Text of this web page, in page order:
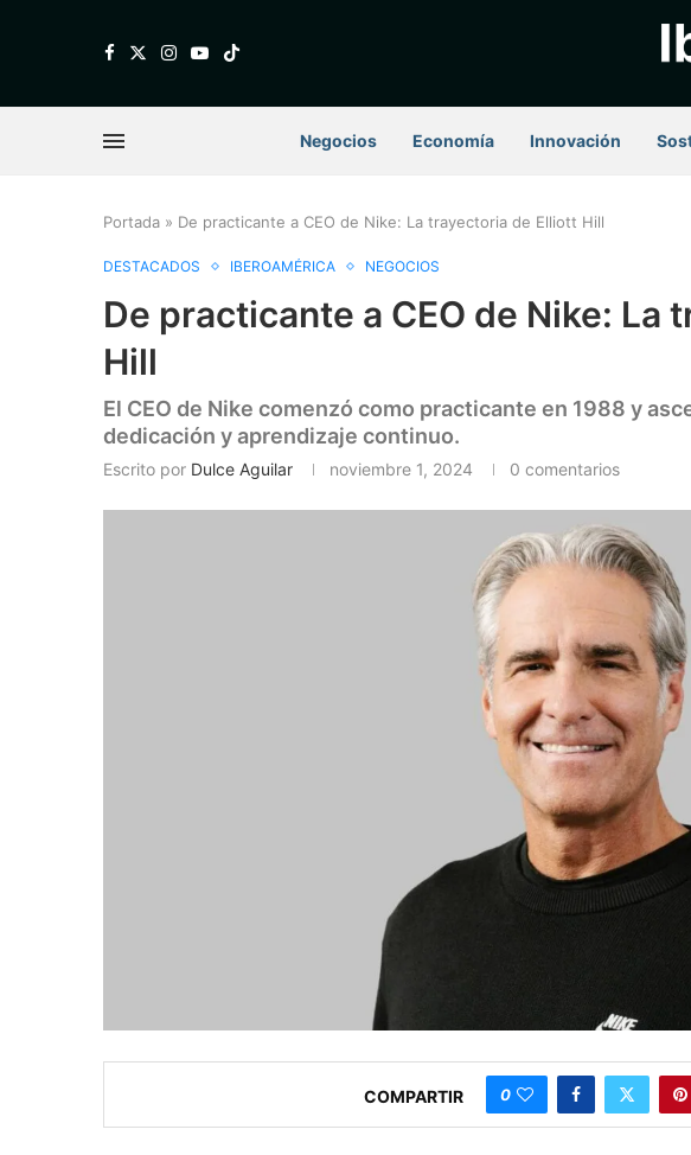
Negocios Economía Innovación
Portada » De practicante a CEO de Nike: La trayectoria de Elliott Hill
DESTACADOS IBEROAMÉRICA NEGOCIOS
De practicante a CEO de Nike: La
Hill
El CEO de Nike comenzó como practicante en 1988 y
dedicación y aprendizaje continuo.
Escrito por Dulce Aguilar noviembre 1, 2024 0 comentarios
COMPARTIR 0